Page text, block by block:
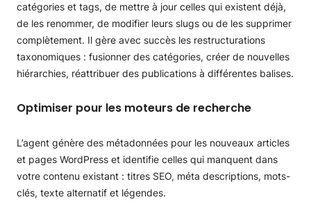
catégories et tags, de mettre à jour celles qui existent déjà,
de les renommer, de modifier leurs slugs ou de les supprimer
complètement. Il gère avec succès les restructurations
taxonomiques : fusionner des catégories, créer de nouvelles
hiérarchies, réattribuer des publications à différentes balises.
Optimiser pour les moteurs de recherche
L’agent génère des métadonnées pour les nouveaux articles
et pages WordPress et identifie celles qui manquent dans
votre contenu existant : titres SEO, méta descriptions, mots-
clés, texte alternatif et légendes.